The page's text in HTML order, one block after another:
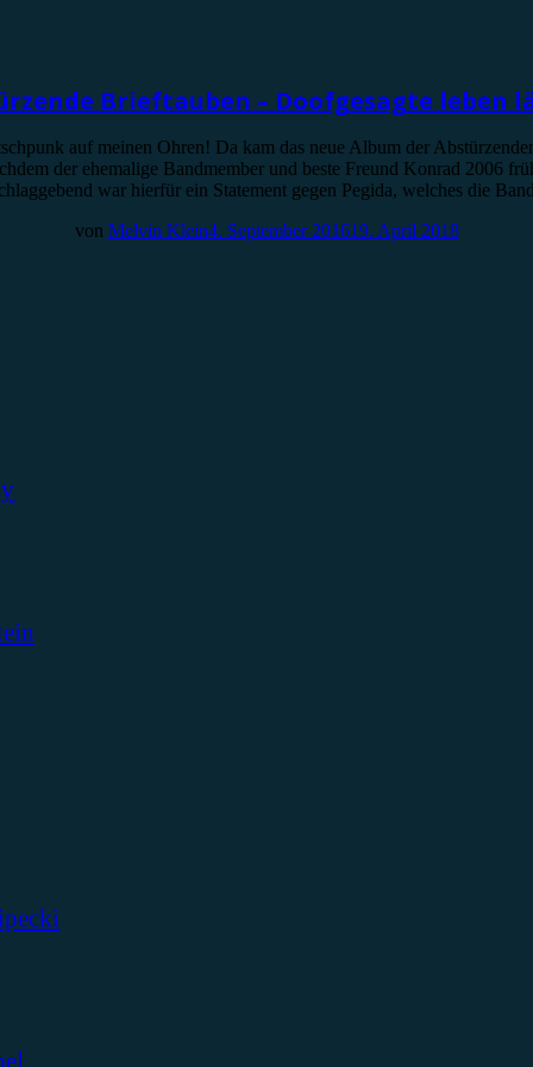
Brieftauben – Doofgesagte leben
auf meinen Ohren! Da kam das neue Album der
der ehemalige Bandmember und beste Freund Konrad 2006
war hierfür ein Statement gegen Pegida, welches die
von Melvin Klein4. September 201619. April 2018